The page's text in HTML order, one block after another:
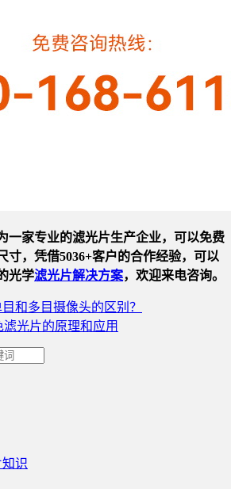
一家专业的滤光片生产企业，可以免费
寸，凭借5036+客户的合作经验，可以
光学滤光片解决方案，欢迎来电咨询。
和多目摄像头的区别？
光片的原理和应用
识